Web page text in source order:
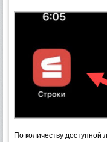
По количеству